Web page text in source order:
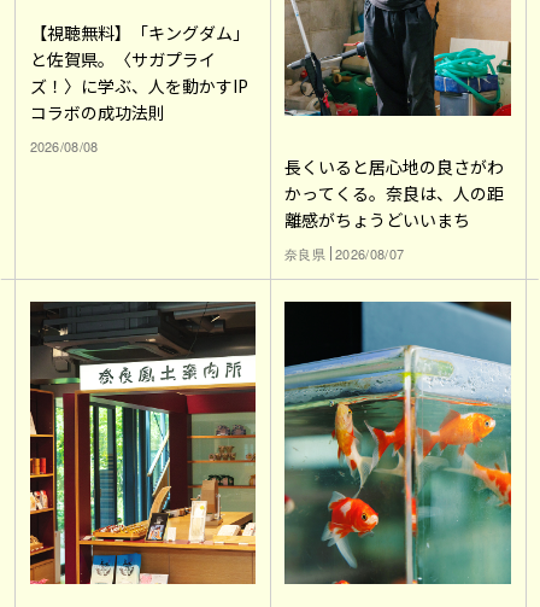
【視聴無料】「キングダム」
と佐賀県。〈サガプライ
ズ！〉に学ぶ、人を動かすIP
コラボの成功法則
2026/08/08
長くいると居心地の良さがわ
かってくる。奈良は、人の距
離感がちょうどいいまち
奈良県 2026/08/07